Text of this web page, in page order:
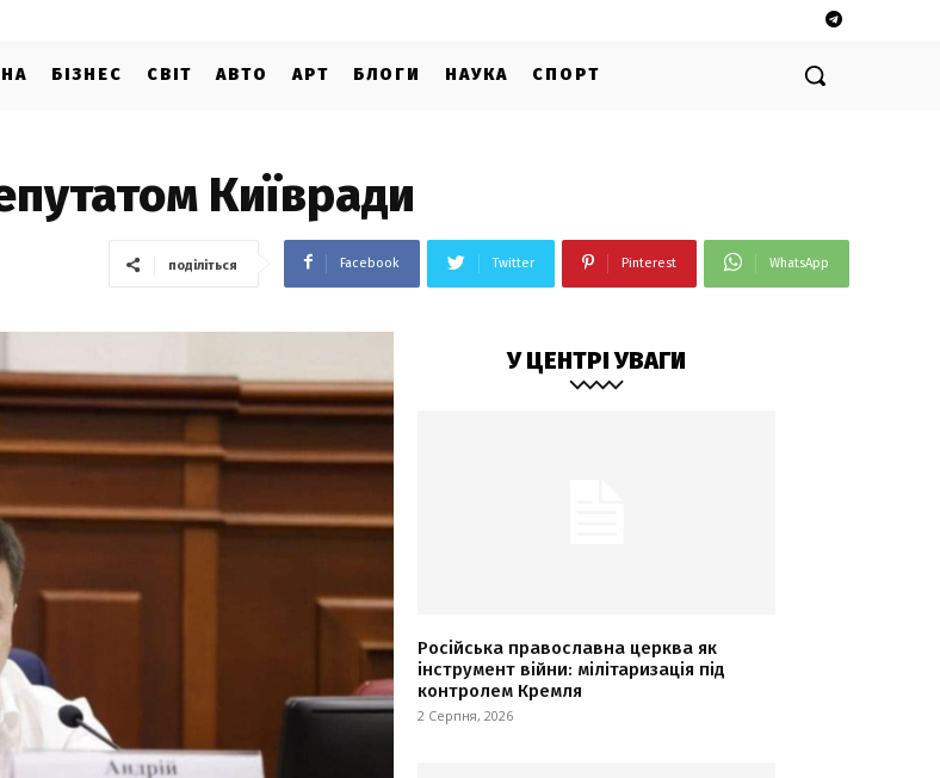
БІЗНЕС СВІТ АВТО АРТ БЛОГИ НАУКА СПОРТ
Київради
поділіться Facebook Twitter Pinterest WhatsApp
У ЦЕНТРІ УВАГИ
Російська православна церква як
інструмент війни: мілітаризація під
контролем Кремля
2 Серпня, 2026